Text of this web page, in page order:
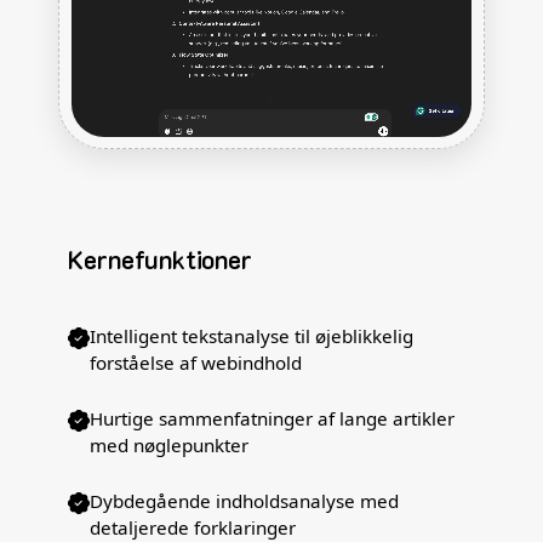
Kernefunktioner
Intelligent tekstanalyse til øjeblikkelig
forståelse af webindhold
Hurtige sammenfatninger af lange artikler
med nøglepunkter
Dybdegående indholdsanalyse med
detaljerede forklaringer